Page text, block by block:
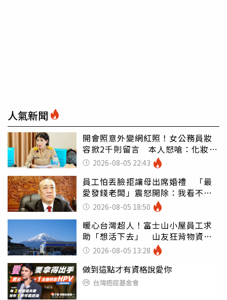
人氣新聞
開會照意外變網紅照！女公務員妝
容掀2千則留言 本人怒嗆：化妝有
錯嗎2026-08-05 22:43
員工怕丟臉拒讓母出席婚禮 「最
愛發錢老闆」震怒開除：我看不起
你 2026-08-05 18:50
暖心台灣超人！富士山小屋員工求
助「想活下去」 山友狂背物資上
山：台灣真的是寶島
2026-08-05 13:28
做到這點才有資格說愛你
台灣癌症基金會